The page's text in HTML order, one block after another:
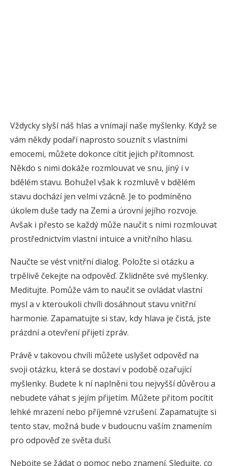
Vždycky slyší náš hlas a vnímají naše myšlenky. Když se
vám někdy podaří naprosto souznít s vlastními
emocemi, můžete dokonce cítit jejich přítomnost.
Někdo s nimi dokáže rozmlouvat ve snu, jiný i v
bdělém stavu. Bohužel však k rozmluvě v bdělém
stavu dochází jen velmi vzácně. Je to podmíněno
úkolem duše tady na Zemi a úrovní jejího rozvoje.
Avšak i přesto se každý může naučit s nimi rozmlouvat
prostřednictvím vlastní intuice a vnitřního hlasu.
Naučte se vést vnitřní dialog. Položte si otázku a
trpělivě čekejte na odpověď. Zklidněte své myšlenky.
Meditujte. Pomůže vám to naučit se ovládat vlastní
mysl a v kteroukoli chvíli dosáhnout stavu vnitřní
harmonie. Zapamatujte si stav, kdy hlava je čistá, jste
prázdní a otevření přijetí zpráv.
Právě v takovou chvíli můžete uslyšet odpověď na
svoji otázku, která se dostaví v podobě ozařující
myšlenky. Budete k ní naplněni tou nejvyšší důvěrou a
nebudete váhat s jejím přijetím. Můžete přitom pocítit
lehké mrazení nebo příjemné vzrušení. Zapamatujte si
tento stav, možná bude v budoucnu vaším znamením
pro odpověď ze světa duší.
Nebojte se žádat o pomoc nebo znamení. Sledujte, co